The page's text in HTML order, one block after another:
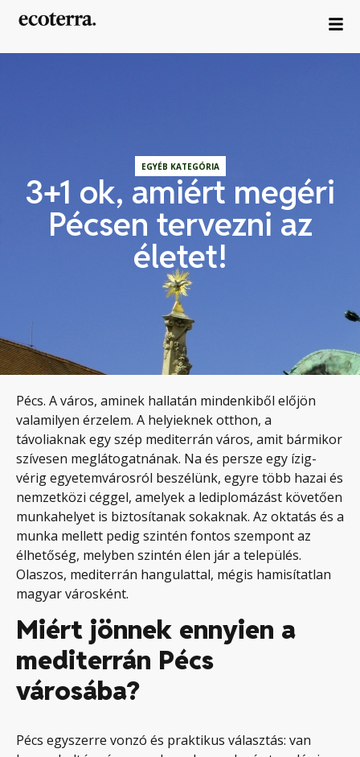
EGYÉB KATEGÓRIA
3+1 ok, amiért megéri
Pécsen tervezni az
életet!
Pécs. A város, aminek hallatán mindenkiből előjön
valamilyen érzelem. A helyieknek otthon, a
távoliaknak egy szép mediterrán város, amit bármikor
szívesen meglátogatnának. Na és persze egy ízig-
vérig egyetemvárosról beszélünk, egyre több hazai és
nemzetközi céggel, amelyek a lediplomázást követően
munkahelyet is biztosítanak sokaknak. Az oktatás és a
munka mellett pedig szintén fontos szempont az
élhetőség, melyben szintén élen jár a település.
Olaszos, mediterrán hangulattal, mégis hamisítatlan
magyar városként.
Miért jönnek ennyien a
mediterrán Pécs
városába?
Pécs egyszerre vonzó és praktikus választás: van